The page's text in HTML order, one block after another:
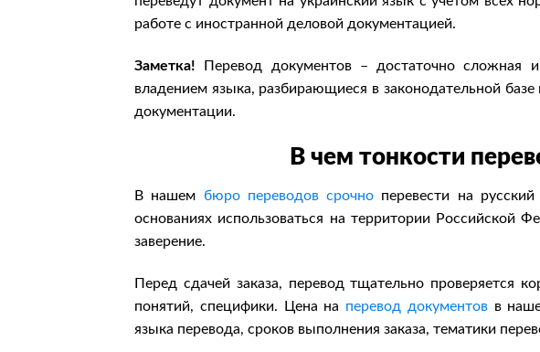
работе с иностранной деловой документацией.
Заметка! Перевод документов – достаточно сложная
владением языка, разбирающиеся в законодательной
документации.
В чем тонкости
В нашем бюро переводов срочно перевести на
основаниях использоваться на территории Российской
заверение.
Перед сдачей заказа, перевод тщательно проверяется
понятий, специфики. Цена на перевод документовв
языка перевода, сроков выполнения заказа, тематики